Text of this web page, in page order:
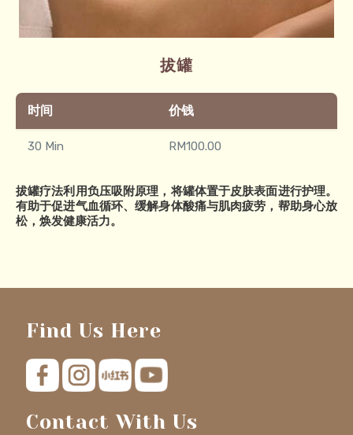
拔罐
时间 价钱
30 Min RM100.00
拔罐疗法利用负压吸附原理，将罐体置于皮肤表面进行护理。
有助于促进气血循环、缓解身体酸痛与肌肉疲劳，帮助身心放
松，焕发健康活力。
Find Us Here
Contact With Us